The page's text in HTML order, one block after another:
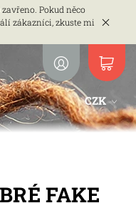
Pokud něco
zákazníci, zkuste mi
CZK
FAKE